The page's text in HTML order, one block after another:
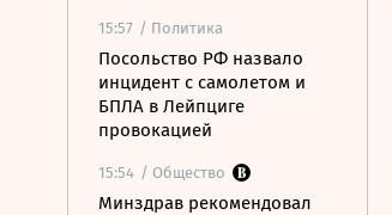
15:57 / Политика
Посольство РФ назвало
инцидент с самолетом и
БПЛА в Лейпциге
провокацией
15:54 / Общество
Минздрав рекомендовал